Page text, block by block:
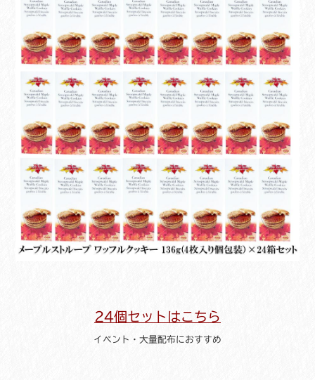
24個セットはこちら
イベント・大量配布におすすめ